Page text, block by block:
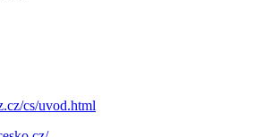
cs/uvod.html